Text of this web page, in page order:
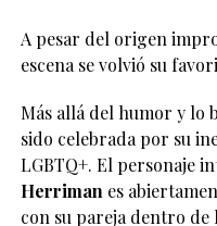
A pesar del origen
escena se volvió su
Más allá del humor y lo
sido celebrada por su
LGBTQ+. El personaje
Herrimanes
con su pareja dentro de